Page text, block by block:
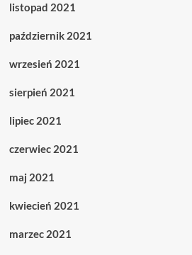
listopad 2021
październik 2021
wrzesień 2021
sierpień 2021
lipiec 2021
czerwiec 2021
maj 2021
kwiecień 2021
marzec 2021